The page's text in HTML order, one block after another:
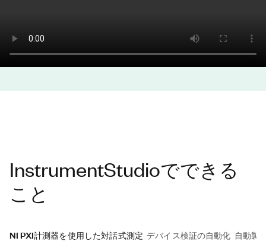
InstrumentStudioでできる
こと
NI PXI計測器を使用した対話式測定 デバイス検証の自動化 自動製